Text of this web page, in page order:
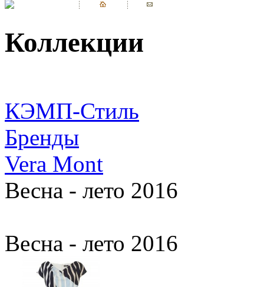
Коллекции
КЭМП-Стиль
Бренды
Vera Mont
Весна - лето 2016
Весна - лето 2016